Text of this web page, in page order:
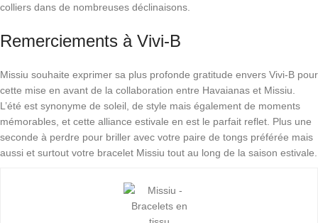
colliers dans de nombreuses déclinaisons.
Remerciements à Vivi-B
Missiu souhaite exprimer sa plus profonde gratitude envers Vivi-B pour
cette mise en avant de la collaboration entre Havaianas et Missiu.
L’été est synonyme de soleil, de style mais également de moments
mémorables, et cette alliance estivale en est le parfait reflet. Plus une
seconde à perdre pour briller avec votre paire de tongs préférée mais
aussi et surtout votre bracelet Missiu tout au long de la saison estivale.